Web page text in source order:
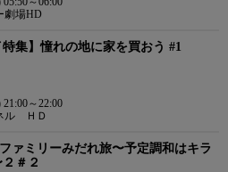
劇場HD
特集】憧れの地に家を買おう #1
～22:00
ル ＨＤ
ァミリーみだれ旅〜予定調和はキラ
＃２